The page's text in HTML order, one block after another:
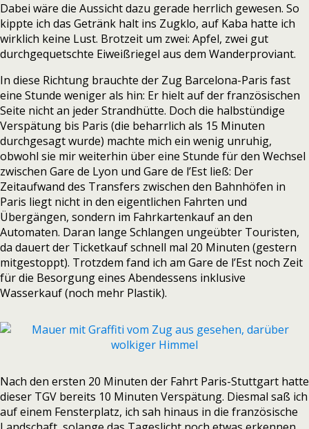
Dabei wäre die Aussicht dazu gerade herrlich gewesen. So
kippte ich das Getränk halt ins Zugklo, auf Kaba hatte ich
wirklich keine Lust. Brotzeit um zwei: Apfel, zwei gut
durchgequetschte Eiweißriegel aus dem Wanderproviant.
In diese Richtung brauchte der Zug Barcelona-Paris fast
eine Stunde weniger als hin: Er hielt auf der französischen
Seite nicht an jeder Strandhütte. Doch die halbstündige
Verspätung bis Paris (die beharrlich als 15 Minuten
durchgesagt wurde) machte mich ein wenig unruhig,
obwohl sie mir weiterhin über eine Stunde für den Wechsel
zwischen Gare de Lyon und Gare de l’Est ließ: Der
Zeitaufwand des Transfers zwischen den Bahnhöfen in
Paris liegt nicht in den eigentlichen Fahrten und
Übergängen, sondern im Fahrkartenkauf an den
Automaten. Daran lange Schlangen ungeübter Touristen,
da dauert der Ticketkauf schnell mal 20 Minuten (gestern
mitgestoppt). Trotzdem fand ich am Gare de l’Est noch Zeit
für die Besorgung eines Abendessens inklusive
Wasserkauf (noch mehr Plastik).
Nach den ersten 20 Minuten der Fahrt Paris-Stuttgart hatte
dieser TGV bereits 10 Minuten Verspätung. Diesmal saß ich
auf einem Fensterplatz, ich sah hinaus in die französische